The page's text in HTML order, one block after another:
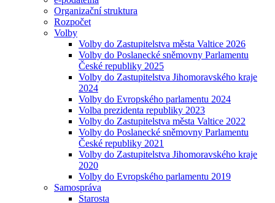
Organizační struktura
Rozpočet
Volby
Volby do Zastupitelstva města Valtice 2026
Volby do Poslanecké sněmovny Parlamentu
České republiky 2025
Volby do Zastupitelstva Jihomoravského kraje
2024
Volby do Evropského parlamentu 2024
Volba prezidenta republiky 2023
Volby do Zastupitelstva města Valtice 2022
Volby do Poslanecké sněmovny Parlamentu
České republiky 2021
Volby do Zastupitelstva Jihomoravského kraje
2020
Volby do Evropského parlamentu 2019
Samospráva
Starosta